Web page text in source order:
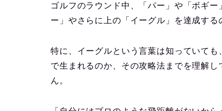
ゴルフのラウンド中、「パー」や「ボギ
ー」やさらに上の「イーグル」を達成す
特に、イーグルという言葉は知っていて
で生まれるのか、その攻略法までを理解
ん。